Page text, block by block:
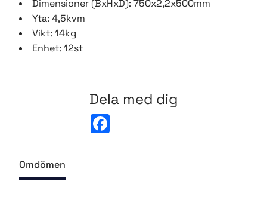
Dimensioner (BxHxD): 750x2,2x500mm
Yta: 4,5kvm
Vikt: 14kg
Enhet: 12st
Dela med dig
o
Omdömen